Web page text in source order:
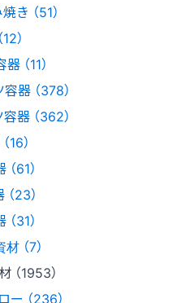
き （51）
）
（11）
器 （378）
器 （362）
16）
61）
23）
31）
（7）
（1953）
ー （236）